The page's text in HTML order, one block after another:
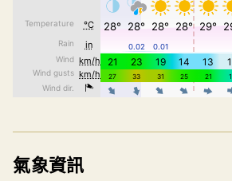
氣象資訊